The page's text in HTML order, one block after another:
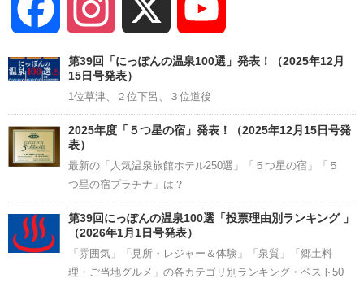
Facebook Instagram
Channel
第39回「にっぽんの温泉100選」発表！（2025年12月
15日号発表）
1位草津、２位下呂、３位道後
2025年度「５つ星の宿」発表！（2025年12月15日号発
表）
最新の「人気温泉旅館ホテル250選」「５つ星の宿」「５
つ星の宿プラチナ」は？
第39回にっぽんの温泉100選「投票理由別ランキング 」
（2026年1月1日号発表）
「雰囲気」「見所・レジャー＆体験」「泉質」「郷土料
理・ご当地グルメ」の各カテゴリ別ランキング・ベスト50